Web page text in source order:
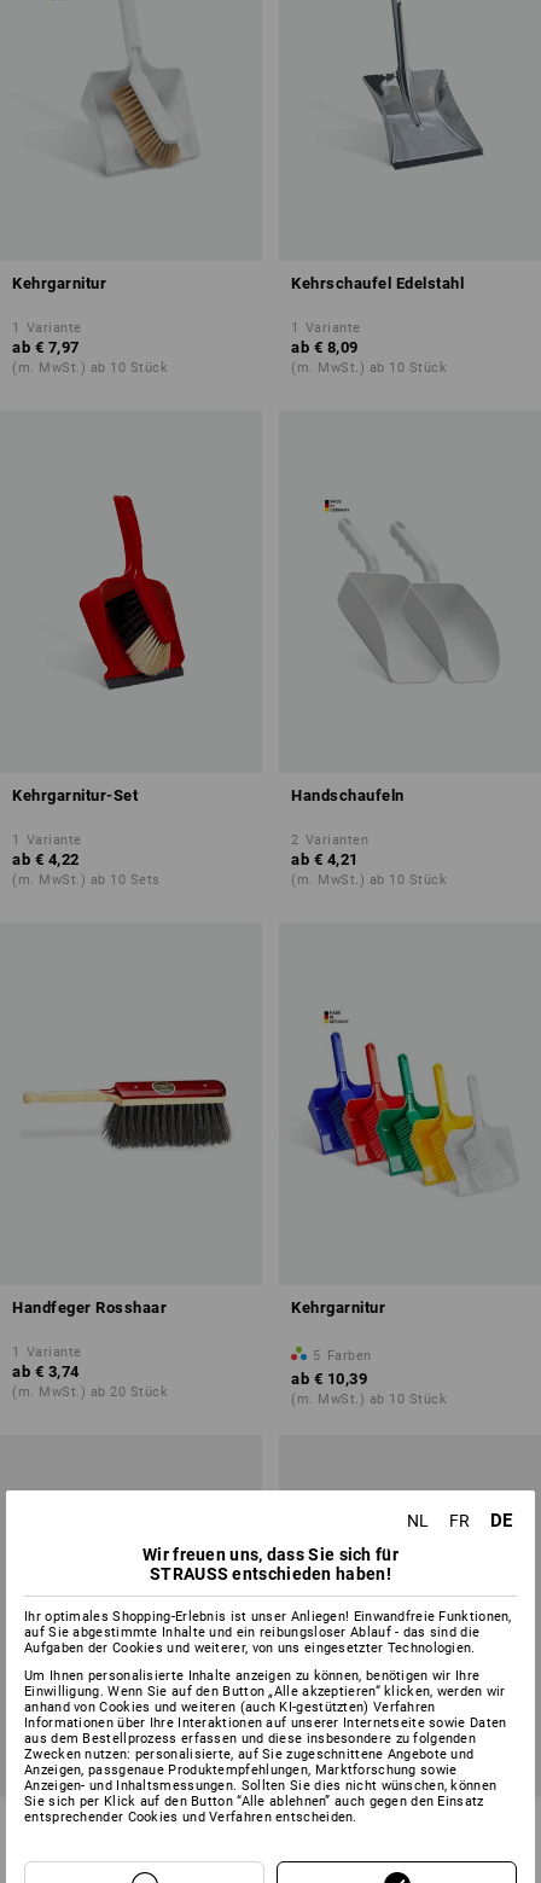
Kehrgarnitur
1 Variante
ab € 7,97
(m. MwSt.) ab 10 Stück
Kehrschaufel Edelstahl
1 Variante
ab € 8,09
(m. MwSt.) ab 10 Stück
Kehrgarnitur-Set
1 Variante
ab € 4,22
(m. MwSt.) ab 10 Sets
Handschaufeln
2 Varianten
ab € 4,21
(m. MwSt.) ab 10 Stück
Handfeger Rosshaar
1 Variante
ab € 3,74
(m. MwSt.) ab 20 Stück
Kehrgarnitur
5 Farben
ab € 10,39
(m. MwSt.) ab 10 Stück
Handfeger Rosshaar
Variante
Handfeger Tornado
1 Variante
NL FR DE
Wir freuen uns, dass Sie sich für
STRAUSS entschieden haben!
Ihr optimales Shopping-Erlebnis ist unser Anliegen! Einwandfreie Funktionen,
auf Sie abgestimmte Inhalte und ein reibungsloser Ablauf - das sind die
Aufgaben der Cookies und weiterer, von uns eingesetzter Technologien.
Um Ihnen personalisierte Inhalte anzeigen zu können, benötigen wir Ihre
Einwilligung. Wenn Sie auf den Button „Alle akzeptieren“ klicken, werden wir
anhand von Cookies und weiteren (auch KI-gestützten) Verfahren
Informationen über Ihre Interaktionen auf unserer Internetseite sowie Daten
aus dem Bestellprozess erfassen und diese insbesondere zu folgenden
Zwecken nutzen: personalisierte, auf Sie zugeschnittene Angebote und
Anzeigen, passgenaue Produktempfehlungen, Marktforschung sowie
Anzeigen- und Inhaltsmessungen. Sollten Sie dies nicht wünschen, können
Sie sich per Klick auf den Button “Alle ablehnen” auch gegen den Einsatz
entsprechender Cookies und Verfahren entscheiden.